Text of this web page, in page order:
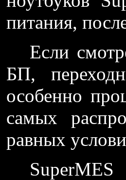
питания,
Если
БП,
особенно
самых
равных